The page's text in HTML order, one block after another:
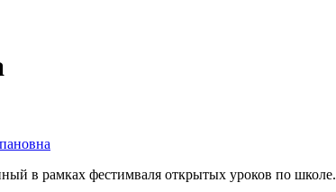
в рамках фестимваля открытых уроков по школе.